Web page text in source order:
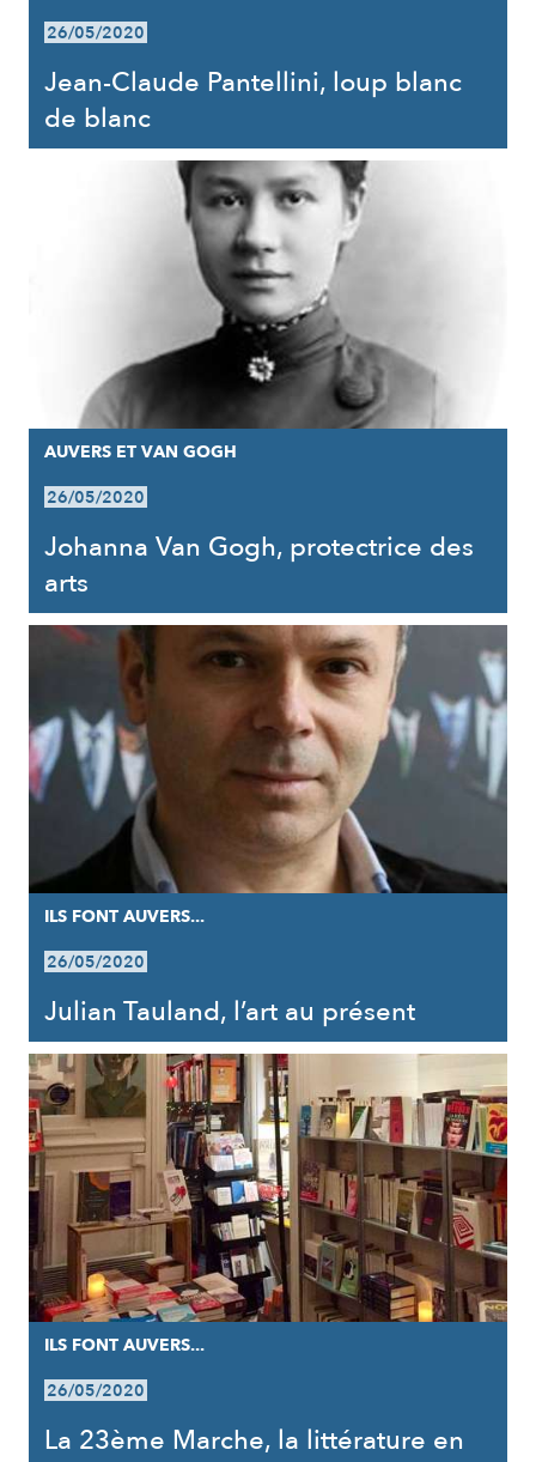
26/05/2020
Jean-Claude Pantellini, loup blanc
de blanc
AUVERS ET VAN GOGH
26/05/2020
Johanna Van Gogh, protectrice des
arts
ILS FONT AUVERS...
26/05/2020
Julian Tauland, l’art au présent
ILS FONT AUVERS...
26/05/2020
La 23ème Marche, la littérature en